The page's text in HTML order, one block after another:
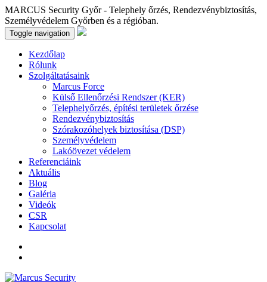
MARCUS Security Győr - Telephely őrzés, Rendezvénybiztosítás,
Személyvédelem Győrben és a régióban.
Toggle navigation
Kezdőlap
Rólunk
Szolgáltatásaink
Marcus Force
Külső Ellenőrzési Rendszer (KER)
Telephelyőrzés, építési területek őrzése
Rendezvénybiztosítás
Szórakozóhelyek biztosítása (DSP)
Személyvédelem
Lakóövezet védelem
Referenciáink
Aktuális
Blog
Galéria
Videók
CSR
Kapcsolat